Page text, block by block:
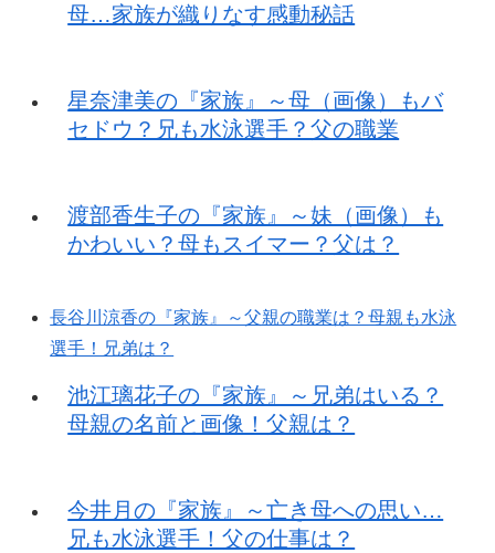
母…家族が織りなす感動秘話
星奈津美の『家族』～母（画像）もバ
セドウ？兄も水泳選手？父の職業
渡部香生子の『家族』～妹（画像）も
かわいい？母もスイマー？父は？
長谷川涼香の『家族』～父親の職業は？母親も水泳
選手！兄弟は？
池江璃花子の『家族』～兄弟はいる？
母親の名前と画像！父親は？
今井月の『家族』～亡き母への思い…
兄も水泳選手！父の仕事は？